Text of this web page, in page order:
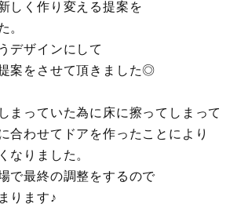
しく作り変える提案を
。
デザインにして
案をさせて頂きました◎
まっていた為に床に擦ってしまって
合わせてドアを作ったことにより
なりました。
で最終の調整をするので
ります♪